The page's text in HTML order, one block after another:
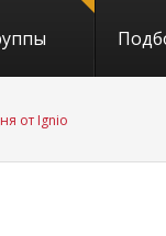
от Ignio